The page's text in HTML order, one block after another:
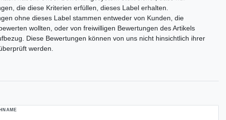
die diese Kriterien erfüllen, dieses Label erhalten.
ohne dieses Label stammen entweder von Kunden, die
wollten, oder von freiwilligen Bewertungen des Artikels
Diese Bewertungen können von uns nicht hinsichtlich ihrer
werden.